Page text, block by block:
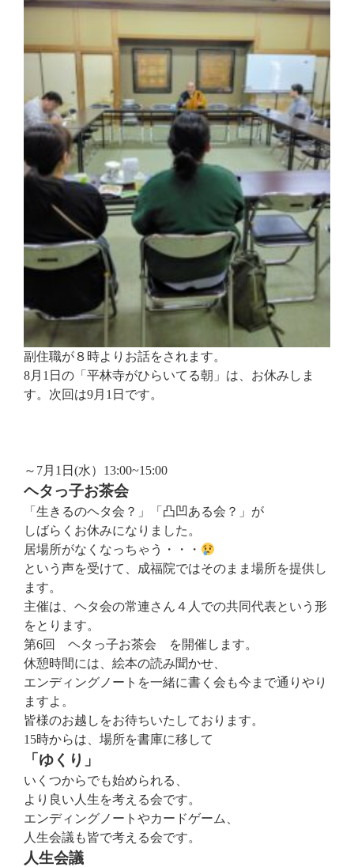
副住職が８時よりお話をされます。
8月1日の「平林寺がひらいてる朝」は、お休みしま
す。次回は9月1日です。
～7月1日(水）13:00~15:00
ヘタっ子お茶会
「生きるのヘタ会？」「凸凹ある会？」が
しばらくお休みになりました。
居場所がなくなっちゃう・・・
という声を受けて、成福院ではそのまま場所を提供し
ます。
主催は、ヘタ会の常連さん４人での共同代表という形
をとります。
第6回 ヘタっ子お茶会 を開催します。
休憩時間には、絵本の読み聞かせ、
エンディングノートを一緒に書く会も今まで通りやり
ますよ。
皆様のお越しをお待ちいたしております。
15時からは、場所を書庫に移して
「ゆくり」
いくつからでも始められる、
より良い人生を考える会です。
エンディングノートやカードゲーム、
人生会議も皆で考える会です。
人生会議